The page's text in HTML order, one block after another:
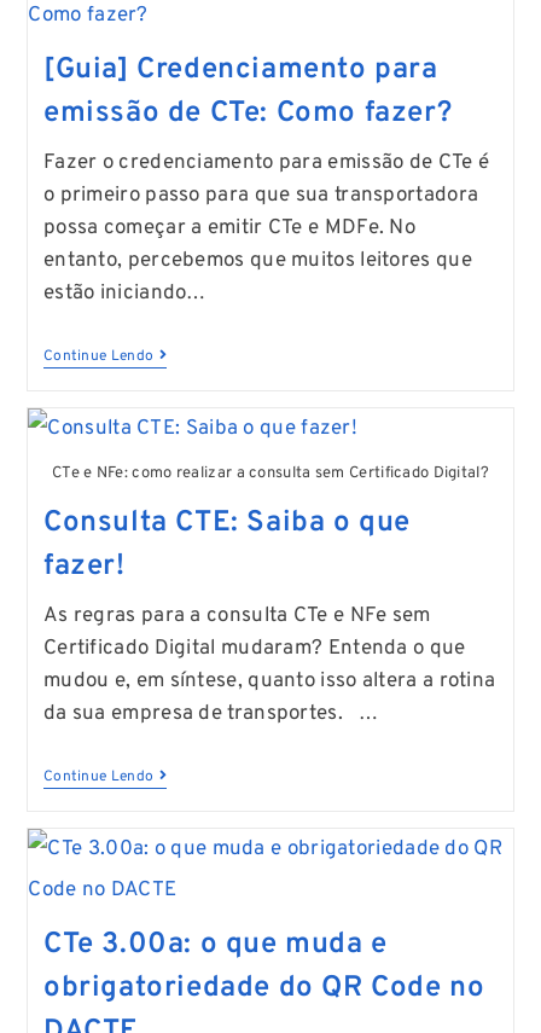
[Guia] Credenciamento para
emissão de CTe: Como fazer?
Fazer o credenciamento para emissão de CTe é
o primeiro passo para que sua transportadora
possa começar a emitir CTe e MDFe. No
entanto, percebemos que muitos leitores que
estão iniciando…
Continue Lendo
CTe e NFe: como realizar a consulta sem Certificado Digital?
Consulta CTE: Saiba o que
fazer!
As regras para a consulta CTe e NFe sem
Certificado Digital mudaram? Entenda o que
mudou e, em síntese, quanto isso altera a rotina
da sua empresa de transportes. …
Continue Lendo
CTe 3.00a: o que muda e
obrigatoriedade do QR Code no